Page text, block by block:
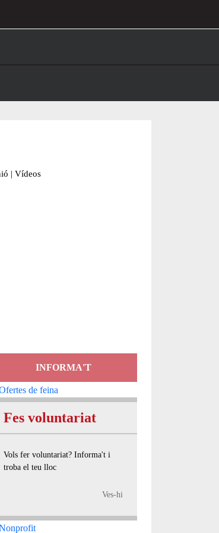
| Vídeos
INFORMA'T
Fes voluntariat
Vols fer voluntariat? Informa't i
troba el teu lloc
Ves-hi